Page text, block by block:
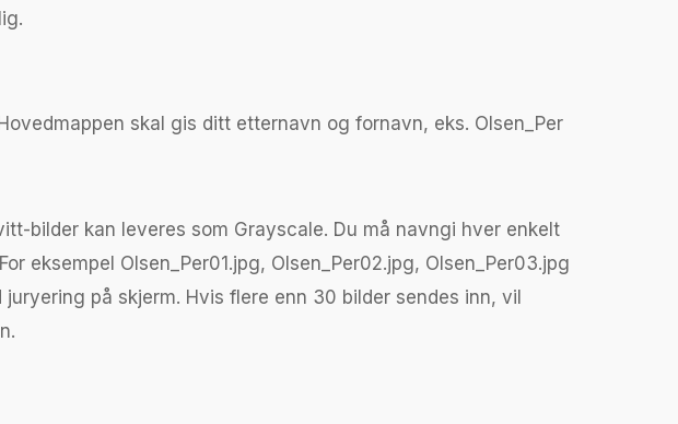
skal gis ditt etternavn og fornavn, eks. Olsen_Per
bilder kan leveres som Grayscale. Du må navngi hver enkelt
eksempel Olsen_Per01.jpg, Olsen_Per02.jpg, Olsen_Per03.jpg
på skjerm. Hvis flere enn 30 bilder sendes inn, vil